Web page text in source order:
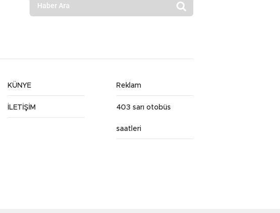
KÜNYE
İLETİŞİM
Reklam
403 sarı otobüs
saatleri